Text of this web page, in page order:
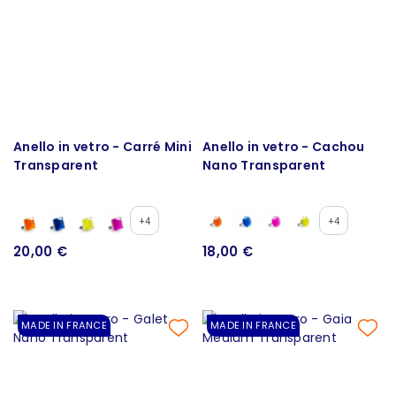
Anello in vetro - Carré Mini
Transparent
+4
20,00 €
Anello in vetro - Cachou
Nano Transparent
+4
18,00 €
MADE IN FRANCE MADE IN FRANCE